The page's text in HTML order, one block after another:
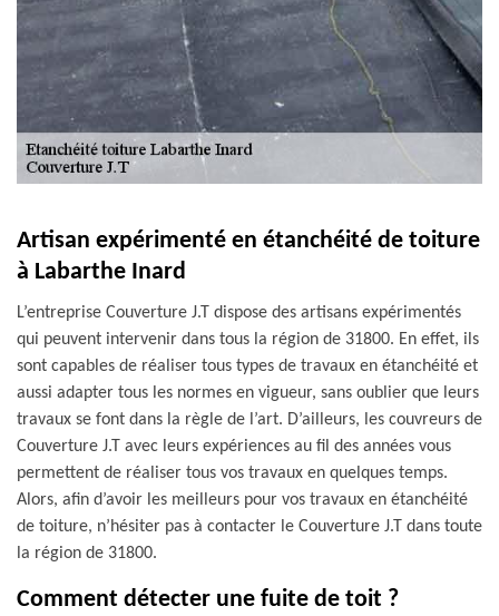
Artisan expérimenté en étanchéité de toiture
à Labarthe Inard
L’entreprise Couverture J.T dispose des artisans expérimentés
qui peuvent intervenir dans tous la région de 31800. En effet, ils
sont capables de réaliser tous types de travaux en étanchéité et
aussi adapter tous les normes en vigueur, sans oublier que leurs
travaux se font dans la règle de l’art. D’ailleurs, les couvreurs de
Couverture J.T avec leurs expériences au fil des années vous
permettent de réaliser tous vos travaux en quelques temps.
Alors, afin d’avoir les meilleurs pour vos travaux en étanchéité
de toiture, n’hésiter pas à contacter le Couverture J.T dans toute
la région de 31800.
Comment détecter une fuite de toit ?